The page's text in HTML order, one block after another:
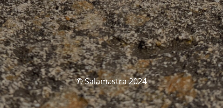
© Salamastra 2024